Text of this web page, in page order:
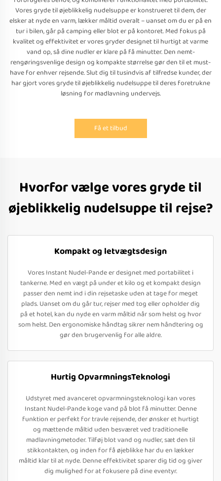
Vores gryde til øjeblikkelig nudelsuppe er konstrueret til dem, der
elsker at nyde en varm, lækker måltid overalt – uanset om du er på en
tur i bilen, går på camping eller blot er på kontoret. Med fokus på
kvalitet og effektivitet er vores gryder designet til hurtigt at varme
vand op, så dine nudler er klare på få minutter. Den nemt-
rengøringsvenlige design og kompakte størrelse gør den til et must-
have for enhver rejsende. Slut dig til tusindvis af tilfredse kunder, der
har gjort vores gryde til øjeblikkelig nudelsuppe til deres foretrukne
løsning for madlavning undervejs.
Få et tilbud
Hvorfor vælge vores gryde til
øjeblikkelig nudelsuppe til rejse?
Kompakt og letvægtsdesign
Vores Instant Nudel-Pande er designet med portabilitet i
tankerne. Med en vægt på under et kilo og et kompakt design
passer den nemt ind i din rejsetaske uden at tage for meget
plads. Uanset om du går tur, rejser med tog eller opholder dig
på et hotel, kan du nyde en varm måltid når som helst og hvor
som helst. Den ergonomiske håndtag sikrer nem håndtering og
gør den brugervenlig for alle aldre.
Hurtig OpvarmningsTeknologi
Udstyret med avanceret opvarmningsteknologi kan vores
Instant Nudel-Pande koge vand på blot få minutter. Denne
funktion er perfekt for travle rejsende, der ønsker et hurtigt
og mættende måltid uden besværet ved traditionelle
madlavningmetoder. Tilføj blot vand og nudler, sæt den til
stikkontakten, og inden for få øjeblikke har du en lækker
måltid klar til at nyde. Denne effektivitet sparer dig tid og giver
dig mulighed for at fokusere på dine eventyr.